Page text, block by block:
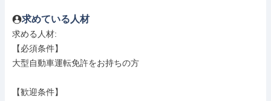
求めている人材
求める人材:
【必須条件】
大型自動車運転免許をお持ちの方
【歓迎条件】